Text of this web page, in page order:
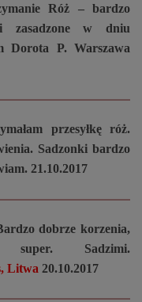
Róż – bardzo
zasadzone w dniu
Dorota P. Warszawa
przesyłkę róż.
Sadzonki bardzo
21.10.2017
dobrze korzenia,
Sadzimi.
Litwa 20.10.2017